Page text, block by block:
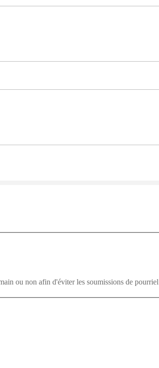
ou non afin d'éviter les soumissions de pourriel